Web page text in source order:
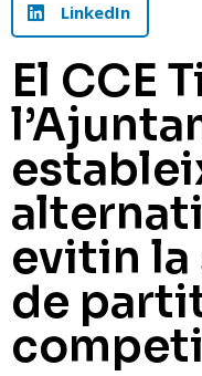
LinkedIn
El CCE
evitin la
de